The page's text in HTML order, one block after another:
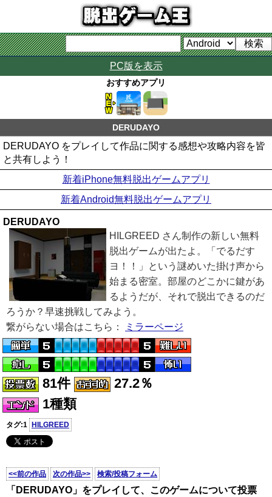
PC版を表示
おすすめアプリ
DERUDAYO
DERUDAYO をプレイして作品に関する感想や攻略内容を皆
と共有しよう！
新着iPhone無料脱出ゲームアプリ
新着Android無料脱出ゲームアプリ
DERUDAYO
HILGREED さん制作の新しい無料
脱出ゲームが出たよ。「でるだす
ヨ！！」という謎めいた掛け声から
始まる密室。部屋のどこかに鍵があ
るようだが、それで脱出できるのだ
ろうか？早速挑戦してみよう。
繋がらない場合はこちら：
ミラーページ
81件
27.2％
1種類
タグ:1 HILGREED
<<前の作品 次の作品>> 検索/投稿フォーム
「DERUDAYO」をプレイして、このゲームについて投票